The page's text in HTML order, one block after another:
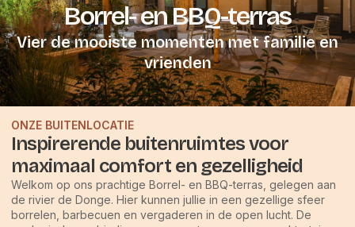
Borrel- en BBQ-terras
Vier de mooiste momenten met familie en
vrienden
ONZE BUITENLOCATIE
Inspirerende buitenruimtes voor
maximaal comfort en gezelligheid
Welkom op ons prachtige Borrel- en BBQ-terras, gelegen aan
de rivier de Donge. Hier kunnen jullie in een gezellige sfeer
borrelen, barbecuen en vergaderen in de open lucht. De